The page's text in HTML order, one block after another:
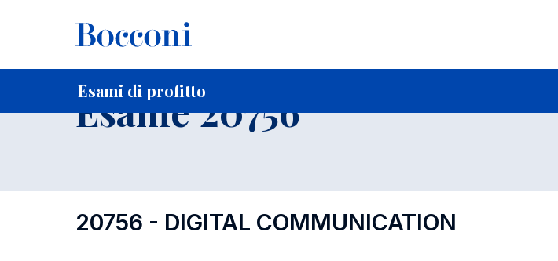
Esami di profitto
Home Per studenti iscritti
Esame 20756
20756 - DIGITAL COMMUNICATION